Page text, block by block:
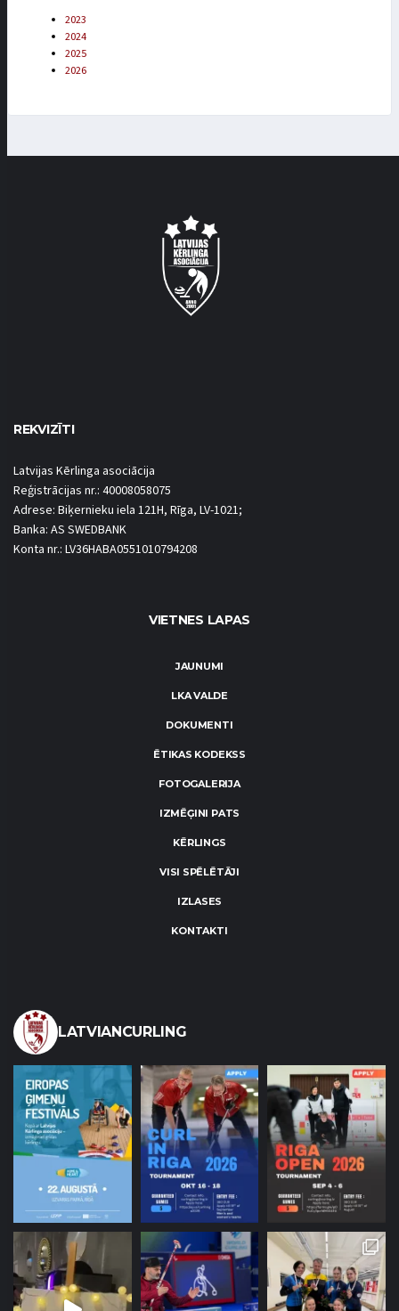
2023
2024
2025
2026
REKVIZĪTI
Latvijas Kērlinga asociācija
Reģistrācijas nr.: 40008058075
Adrese: Biķernieku iela 121H, Rīga, LV-1021;
Banka: AS SWEDBANK
Konta nr.: LV36HABA0551010794208
VIETNES LAPAS
JAUNUMI
LKA VALDE
DOKUMENTI
ĒTIKAS KODEKSS
FOTOGALERIJA
IZMĒĢINI PATS
KĒRLINGS
VISI SPĒLĒTĀJI
IZLASES
KONTAKTI
LATVIANCURLING